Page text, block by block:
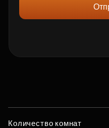
Количество комнат